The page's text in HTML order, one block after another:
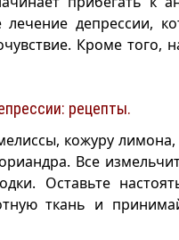
депрессии,
Кроме того,
рецепты.
кожуру лимона,
Все
Оставьте
ткань и